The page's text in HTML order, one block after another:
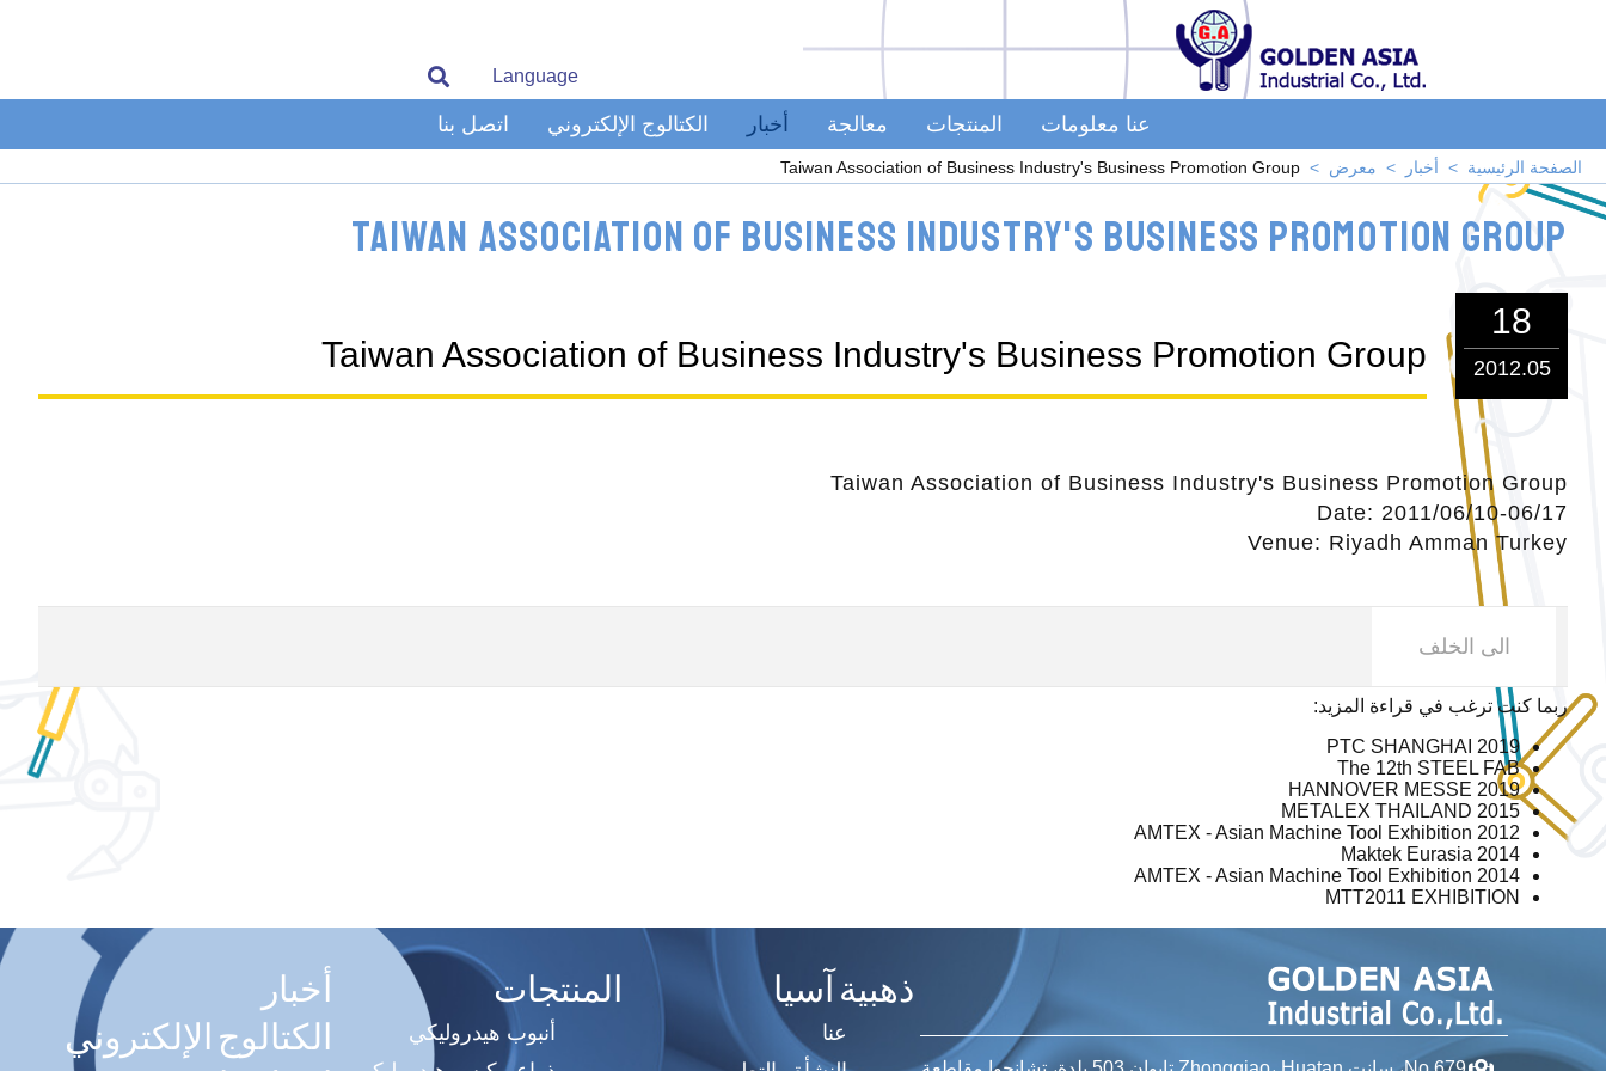
Language
عنا معلومات المنتجات معالجة أخبار الكتالوج الإلكتروني اتصل بنا
الصفحة الرئيسية أخبار معرض Taiwan Association of Business Industry's Business Promotion Group
Taiwan Association of Business Industry's Business Promotion Group
18
2012.05
Taiwan Association of Business Industry's Business Promotion Group
Taiwan Association of Business Industry's Business Promotion Group
Date: 2011/06/10-06/17
Venue: Riyadh Amman Turkey
الى الخلف
ربما كنت ترغب في قراءة المزيد:
PTC SHANGHAI 2019
The 12th STEEL FAB
HANNOVER MESSE 2019
METALEX THAILAND 2015
AMTEX - Asian Machine Tool Exhibition 2012
Maktek Eurasia 2014
AMTEX - Asian Machine Tool Exhibition 2014
MTT2011 EXHIBITION
ذهبية آسيا
عنا
المنتجات
أنبوب هيدروليكي
أخبار
الكتالوج الإلكتروني